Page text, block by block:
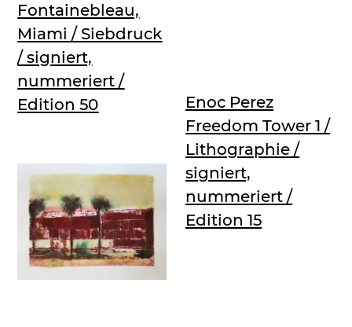
Fontainebleau,
Miami / Siebdruck
/ signiert,
nummeriert /
Edition 50
Enoc Perez
Freedom Tower 1 /
Lithographie /
signiert,
nummeriert /
Edition 15